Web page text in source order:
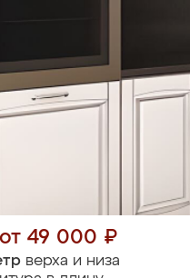
49 000 ₽
верха и низа